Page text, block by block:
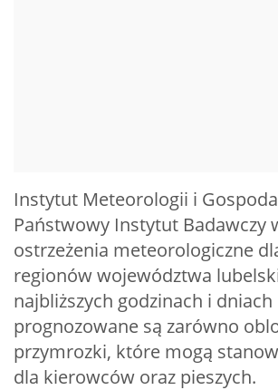
Instytut Meteorologii i
Państwowy Instytut Badawczy
ostrzeżenia meteorologiczne
regionów województwa
najbliższych godzinach i dniach
prognozowane są zarówno
przymrozki, które mogą
dla kierowców oraz pieszych.